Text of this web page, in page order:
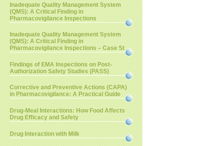
Inadequate Quality Management System
(QMS): A Critical Finding in
Pharmacovigilance Inspections
Inadequate Quality Management System
(QMS): A Critical Finding in
Pharmacovigilance Inspections – Case St
Findings of EMA Inspections on Post-
Authorization Safety Studies (PASS)
Corrective and Preventive Actions (CAPA)
in Pharmacovigilance: A Practical Guide
Drug-Meal Interactions: How Food Affects
Drug Efficacy and Safety
Drug Interaction with Milk